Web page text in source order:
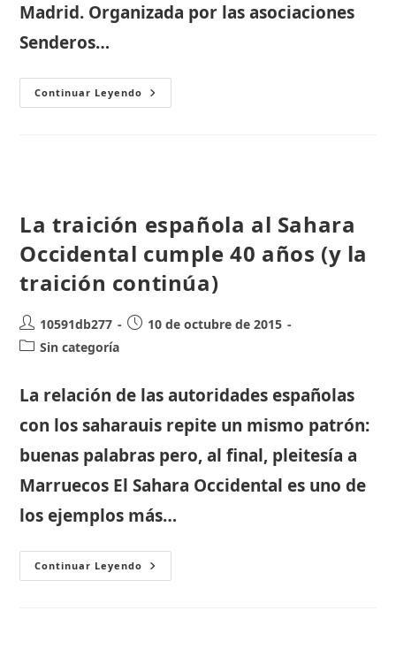
Madrid. Organizada por las asociaciones
Senderos…
Continuar Leyendo SENDERO
SOLIDARIO
La traición española al Sahara
Occidental cumple 40 años (y la
traición continúa)
Autor
de
10591db277
Publicación
10 de octubre de 2015
Categoría
entrada:
Sin categoría
La relación de las autoridades españolas
con los saharauis repite un mismo patrón:
buenas palabras pero, al final, pleitesía a
Marruecos El Sahara Occidental es uno de
los ejemplos más…
Continuar Leyendo La
Traición